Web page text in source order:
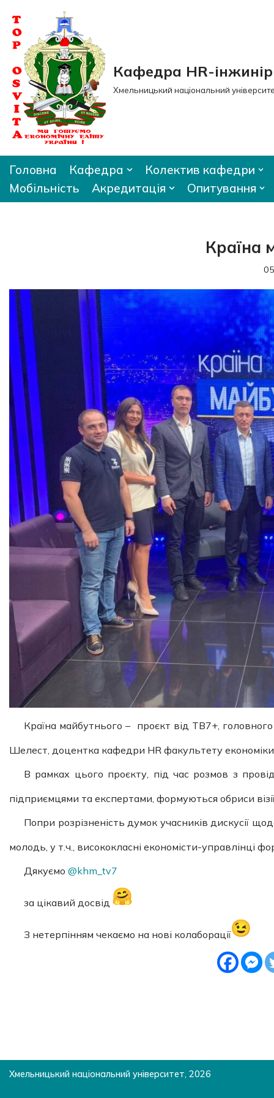
Перейти
до
вмісту
Кафедра HR-
Хмельницький національний
Головна Кафедра
Колектив кафедри
Мобільність
Акредитація Опитування
Країна
Країна майбутнього – проєкт від ТВ7+,
Шелест, доцентка кафедри HR факультету
В рамках цього проєкту, під час розмов з
підприємцями та експертами, формуються обриси візії
Попри розрізненість думок учасників дискусії
молодь, у т.ч., висококласні економісти-управлінці
Дякуємо @khm_tv7
за цікавий досвід
З нетерпінням чекаємо на нові колаборації
Хмельницький національний університет, 2026